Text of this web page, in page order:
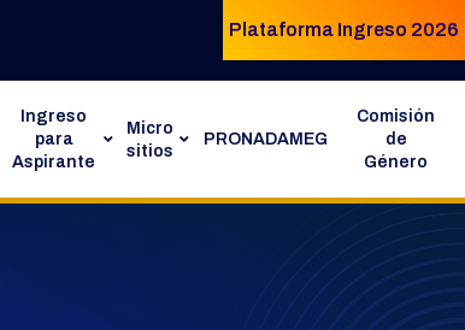
Plataforma Ingreso 2026
Ingreso
para
Aspirante
Micro
sitios
PRONADAMEG
Comisión
de
Género